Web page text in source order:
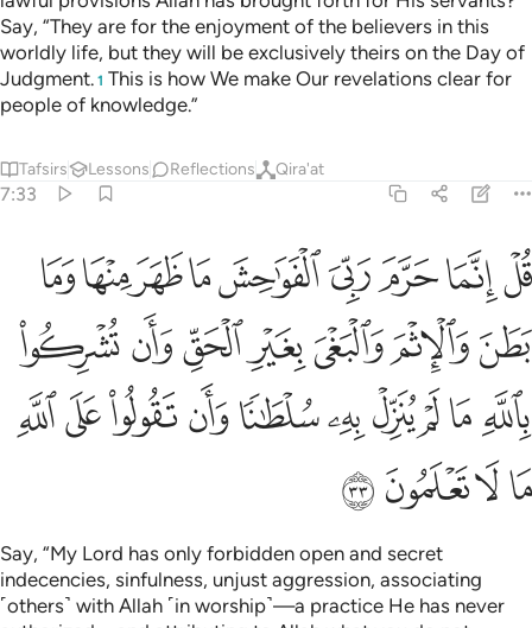
Say, “They are for the enjoyment of the believers in this
worldly life, but they will be exclusively theirs on the Day of
Judgment. 1 This is how We make Our revelations clear for
people of knowledge.”
Tafsirs Lessons Reflections Qira'at
7:33
قل انما حرم ربي الفواحش ما ظهر منها وما بطن والاثم والبغي بغير
قُلْ إِنَّمَا حَرَّمَ رَبِّىَ ٱلْفَوَٰحِشَ مَا ظَهَرَ مِنْهَا وَمَا بَطَنَ وَٱلْإِثْمَ وَٱلْبَغْىَ
ﱰﱱﱲﱳﱴﱵﱶﱷﱸ
ﱹﱺﱻﱼﱽﱾﱿ
ﲀﲁﲂﲃﲄﲅﲆﲇﲈﲉ
ﲊﲋﲌﲍ
Say, “My Lord has only forbidden open and secret
indecencies, sinfulness, unjust aggression, associating
˹others˺ with Allah ˹in worship˺—a practice He has never